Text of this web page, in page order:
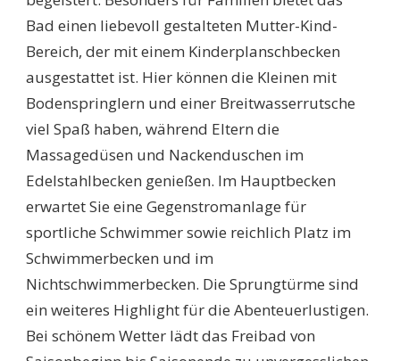
Bad einen liebevoll gestalteten Mutter-Kind-
Bereich, der mit einem Kinderplanschbecken
ausgestattet ist. Hier können die Kleinen mit
Bodenspringlern und einer Breitwasserrutsche
viel Spaß haben, während Eltern die
Massagedüsen und Nackenduschen im
Edelstahlbecken genießen. Im Hauptbecken
erwartet Sie eine Gegenstromanlage für
sportliche Schwimmer sowie reichlich Platz im
Schwimmerbecken und im
Nichtschwimmerbecken. Die Sprungtürme sind
ein weiteres Highlight für die Abenteuerlustigen.
Bei schönem Wetter lädt das Freibad von